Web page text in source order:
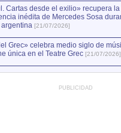
Cartas desde el exilio» recupera la
inédita de Mercedes Sosa
argentina [21/07/2026]
Grec» celebra medio siglo de
única en el Teatre Grec [21/07/2026]
PUBLICIDAD